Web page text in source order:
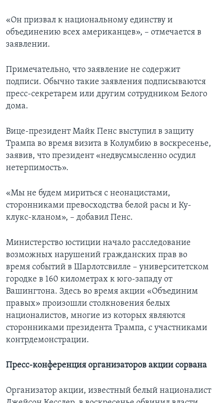
«Он призвал к национальному единству и
объединению всех американцев», – отмечается в
заявлении.
Примечательно, что заявление не содержит
подписи. Обычно такие заявления подписываются
пресс-секретарем или другим сотрудником Белого
дома.
Вице-президент Майк Пенс выступил в защиту
Трампа во время визита в Колумбию в воскресенье,
заявив, что президент «недвусмысленно осудил
нетерпимость».
«Мы не будем мириться с неонацистами,
сторонниками превосходства белой расы и Ку-
клукс-кланом», – добавил Пенс.
Министерство юстиции начало расследование
возможных нарушений гражданских прав во
время событий в Шарлотсвилле – университетском
городке в 160 километрах к юго-западу от
Вашингтона. Здесь во время акции «Объединим
правых» произошли столкновения белых
националистов, многие из которых являются
сторонниками президента Трампа, с участниками
контрдемонстрации.
Пресс-конференция организаторов акции сорвана
Организатор акции, известный белый националист